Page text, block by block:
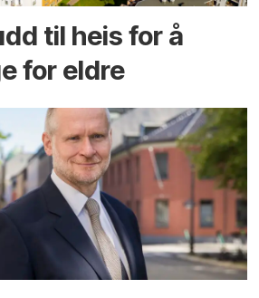
til heis for å
for eldre